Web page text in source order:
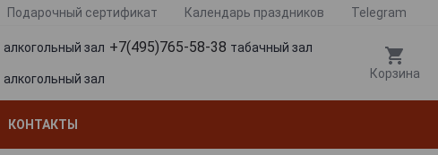
Подарочный сертификат Календарь праздников Telegram
алкогольный зал +7(495)765-58-38 табачный зал
алкогольный зал Корзина
КОНТАКТЫ